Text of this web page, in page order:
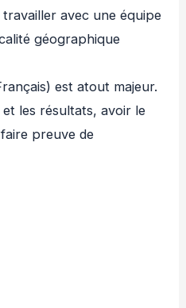
avec une équipe
géographique
est atout majeur.
les résultats, avoir le
preuve de